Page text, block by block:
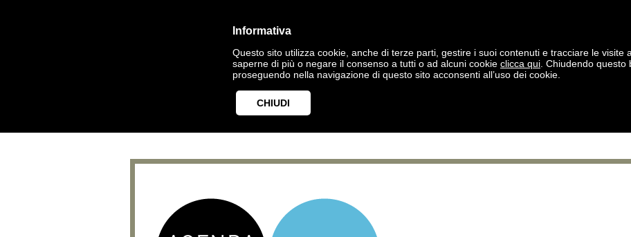
Informativa
Questo sito utilizza cookie, anche di terze parti, gestire i suoi contenuti e tracciare le visite
saperne di più o negare il consenso a tutti o ad alcuni cookie clicca qui . Chiudendo questo
proseguendo nella navigazione di questo sito acconsenti all’uso dei cookie.
CHIUDI